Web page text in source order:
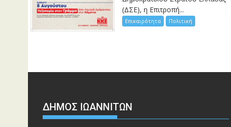
(ΔΣΕ), η Επιτροπή...
Επικαιρότητα Πολιτική
ΔΗΜΟΣ ΙΩΑΝΝΙΤΩΝ